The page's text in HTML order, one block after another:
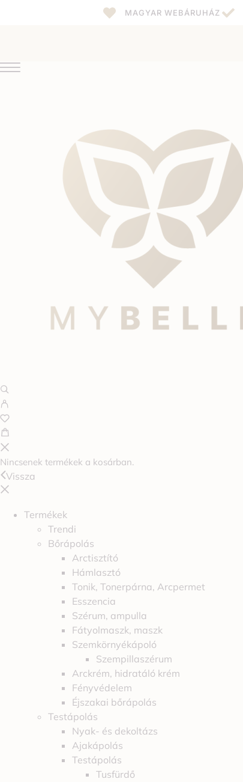
MAGYAR WEBÁRUHÁZ
Nincsenek termékek a kosárban.
Vissza
Termékek
Trendi
Bőrápolás
Arctisztító
Hámlasztó
Tonik, Tonerpárna, Arcpermet
Esszencia
Szérum, ampulla
Fátyolmaszk, maszk
Szemkörnyékápoló
Szempillaszérum
Arckrém, hidratáló krém
Fényvédelem
Éjszakai bőrápolás
Testápolás
Nyak- és dekoltázs
Ajakápolás
Testápolás
Tusfürdő